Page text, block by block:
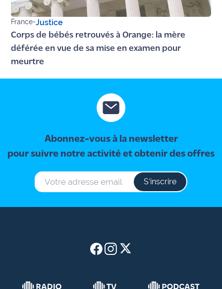
France-Justice
Corps de bébés retrouvés à Orange: la mère
déférée en vue de sa mise en examen pour
meurtre
Abonnez-vous à la newsletter
pour suivre notre activité et obtenir des offres
S‘inscrire